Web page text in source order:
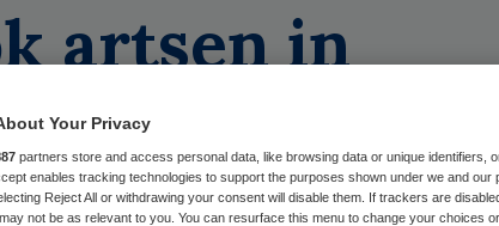
artsen in
Your Privacy
partners store and access personal data, like browsing data or unique identifiers,
enables tracking technologies to support the purposes shown under we and our
Reject All or withdrawing your consent will disable them. If trackers are
not be as relevant to you. You can resurface this menu to change your choices